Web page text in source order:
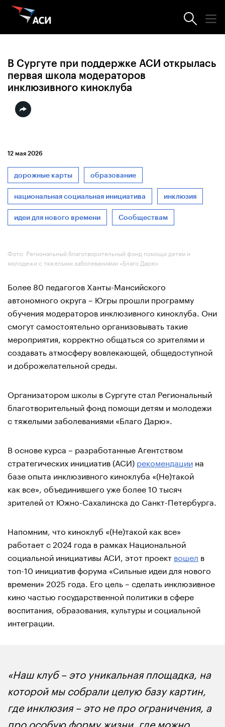
Новости АСИ
В Сургуте при поддержке АСИ открылась
первая школа модераторов
инклюзивного киноклуба
12 мая 2026
дорожные карты образование
национальная социальная инициатива инклюзия
идеи для нового времени Сообществам
Фото: Региональный благотворительный фонд помощи детям и
молодежи с тяжелыми заболеваниями «Благо Дарю»
Более 80 педагогов Ханты-Мансийского
автономного округа – Югры прошли программу
обучения модераторов инклюзивного киноклуба. Они
смогут самостоятельно организовывать такие
мероприятия, корректно общаться со зрителями и
создавать атмосферу вовлекающей, общедоступной
и доброжелательной среды.
Организатором школы в Сургуте стал Региональный
благотворительный фонд помощи детям и молодежи
с тяжелыми заболеваниями «Благо Дарю».
В основе курса – разработанные Агентством
стратегических инициатив (АСИ) рекомендации на
базе опыта инклюзивного киноклуба «(Не)такой
как все», объединившего уже более 10 тысяч
зрителей от Южно-Сахалинска до Санкт-Петербурга.
Напомним, что киноклуб «(Не)такой как все»
работает с 2024 года в рамках Национальной
социальной инициативы АСИ, этот проект вошел в
топ-10 инициатив форума «Сильные идеи для нового
времени» 2025 года. Его цель – сделать инклюзивное
кино частью государственной политики в сфере
воспитания, образования, культуры и социальной
интеграции.
«Наш клуб – это уникальная площадка, на
которой мы собрали целую базу картин,
где инклюзия – это не про ограничения, а
про особую форму жизни, где можно